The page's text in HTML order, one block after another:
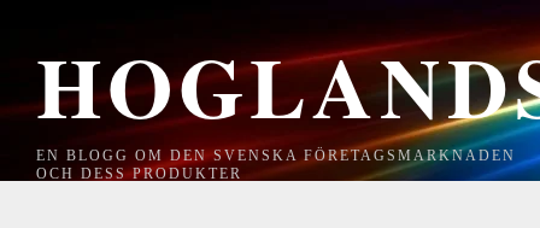
EN BLOGG OM DEN SVENSKA FÖRETAGSMARKNADEN
OCH DESS PRODUKTER